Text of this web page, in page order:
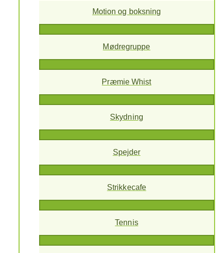
Motion og boksning
Mødregruppe
Præmie Whist
Skydning
Spejder
Strikkecafe
Tennis